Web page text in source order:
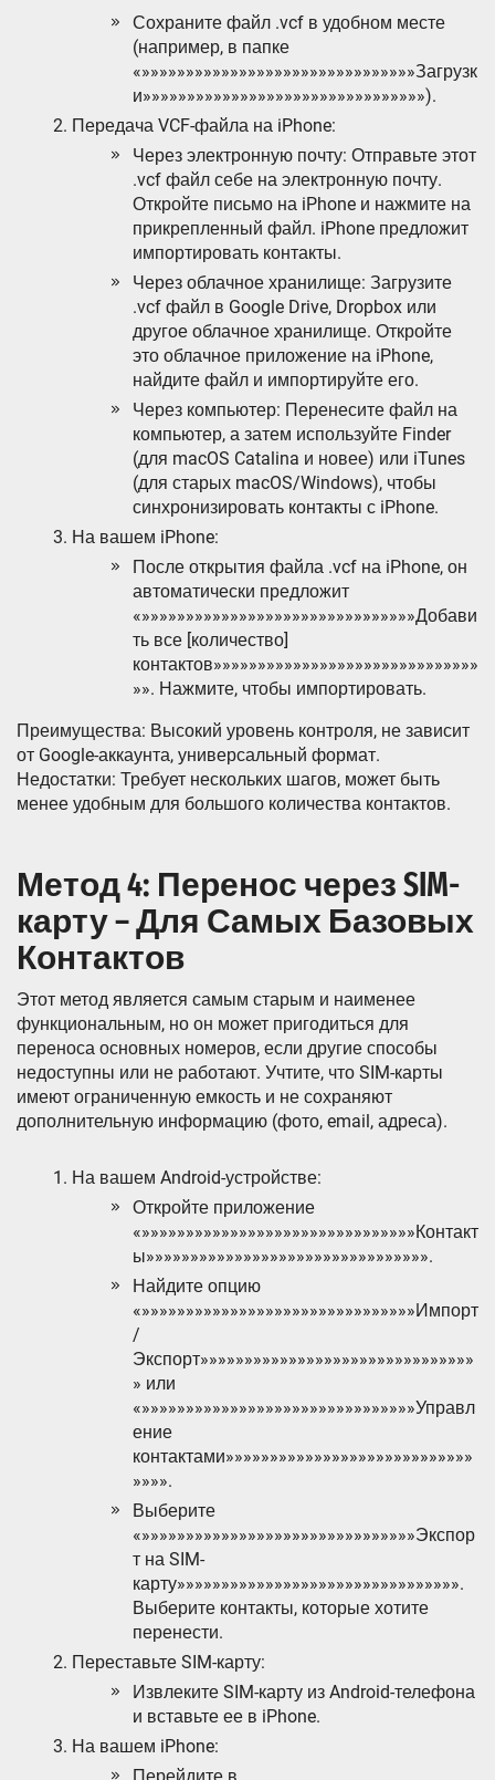
Сохраните файл .vcf в удобном месте
(например, в папке
«»»»»»»»»»»»»»»»»»»»»»»»»»»»»»»»Загрузк
и»»»»»»»»»»»»»»»»»»»»»»»»»»»»»»»»).
Передача VCF-файла на iPhone:
Через электронную почту: Отправьте этот
.vcf файл себе на электронную почту.
Откройте письмо на iPhone и нажмите на
прикрепленный файл. iPhone предложит
импортировать контакты.
Через облачное хранилище: Загрузите
.vcf файл в Google Drive, Dropbox или
другое облачное хранилище. Откройте
это облачное приложение на iPhone,
найдите файл и импортируйте его.
Через компьютер: Перенесите файл на
компьютер, а затем используйте Finder
(для macOS Catalina и новее) или iTunes
(для старых macOS/Windows), чтобы
синхронизировать контакты с iPhone.
На вашем iPhone:
После открытия файла .vcf на iPhone, он
автоматически предложит
«»»»»»»»»»»»»»»»»»»»»»»»»»»»»»»»Добави
ть все [количество]
контактов»»»»»»»»»»»»»»»»»»»»»»»»»»»»»»
»». Нажмите, чтобы импортировать.
Преимущества: Высокий уровень контроля, не зависит
от Google-аккаунта, универсальный формат.
Недостатки: Требует нескольких шагов, может быть
менее удобным для большого количества контактов.
Метод 4: Перенос через SIM-
карту – Для Самых Базовых
Контактов
Этот метод является самым старым и наименее
функциональным, но он может пригодиться для
переноса основных номеров, если другие способы
недоступны или не работают. Учтите, что SIM-карты
имеют ограниченную емкость и не сохраняют
дополнительную информацию (фото, email, адреса).
На вашем Android-устройстве:
Откройте приложение
«»»»»»»»»»»»»»»»»»»»»»»»»»»»»»»»Контакт
ы»»»»»»»»»»»»»»»»»»»»»»»»»»»»»»»».
Найдите опцию
«»»»»»»»»»»»»»»»»»»»»»»»»»»»»»»»Импорт
/
Экспорт»»»»»»»»»»»»»»»»»»»»»»»»»»»»»»»
» или
«»»»»»»»»»»»»»»»»»»»»»»»»»»»»»»»Управл
ение
контактами»»»»»»»»»»»»»»»»»»»»»»»»»»»»
»»»».
Выберите
«»»»»»»»»»»»»»»»»»»»»»»»»»»»»»»»Экспор
т на SIM-
карту»»»»»»»»»»»»»»»»»»»»»»»»»»»»»»»».
Выберите контакты, которые хотите
перенести.
Переставьте SIM-карту:
Извлеките SIM-карту из Android-телефона
и вставьте ее в iPhone.
На вашем iPhone: